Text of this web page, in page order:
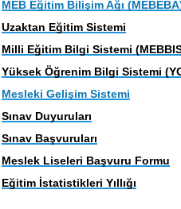
MEB Eğitim Bilişim Ağı
Uzaktan Eğitim Sistemi
Milli Eğitim Bilgi Sistemi
Yüksek Öğrenim Bilgi Sistemi
Mesleki Gelişim Sistemi
Sınav Duyuruları
Sınav Başvuruları
Meslek Liseleri Başvuru Formu
Eğitim İstatistikleri Yıllığı